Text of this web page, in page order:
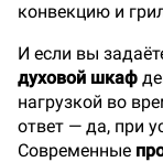
конвекцию и
И если вы
духовой шкаф
нагрузкой во
ответ — да, при
Современные